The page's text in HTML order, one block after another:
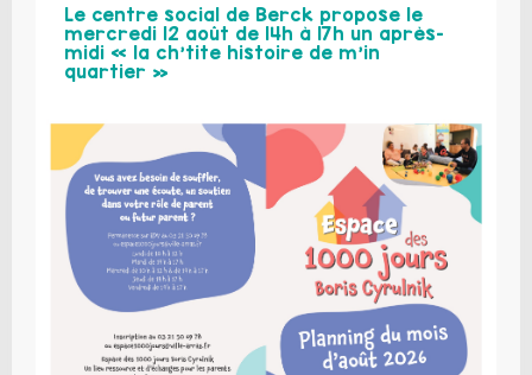
Le centre social de Berck propose le
mercredi 12 août de 14h à 17h un après-
midi « la ch’tite histoire de m’in
quartier »